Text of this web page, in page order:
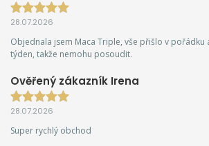
28.07.2026
Objednala jsem Maca Triple, vše přišlo v pořádku
týden, takže nemohu posoudit.
Ověřený zákazník Irena
28.07.2026
Super rychlý obchod